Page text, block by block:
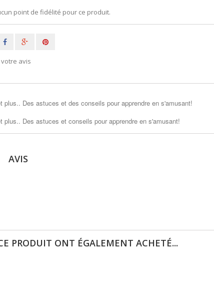
point de fidélité pour ce produit.
avis
Des astuces et des conseils pour apprendre en s'amusant!
Des astuces et conseils pour apprendre en s'amusant!
AVIS
PRODUIT ONT ÉGALEMENT ACHETÉ...